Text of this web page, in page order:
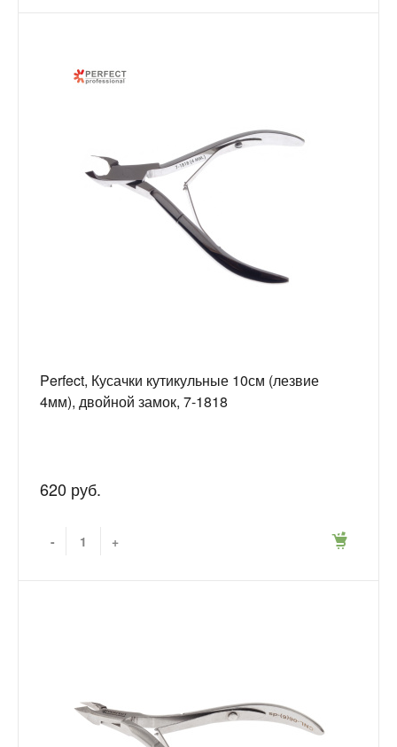
Perfect, Кусачки кутикульные 10см (лезвие
4мм), двойной замок, 7-1818
620 руб.
- +